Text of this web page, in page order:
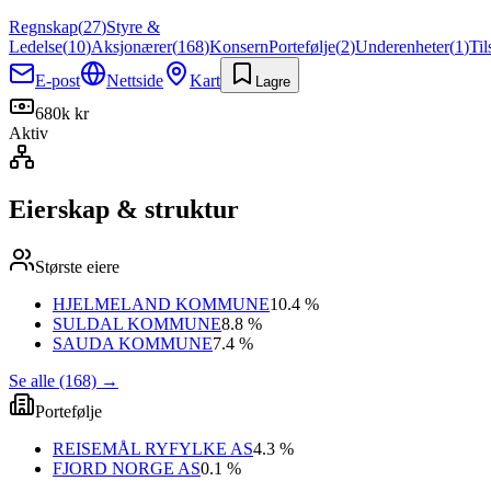
Regnskap(27)Styre &
Ledelse(10)Aksjonærer(168)KonsernPortefølje(2)Underenheter(1)
E-post
Nettside Kart Lagre
680k kr
Aktiv
Eierskap & struktur
Største eiere
HJELMELAND KOMMUNE10.4 %
SULDAL KOMMUNE8.8 %
SAUDA KOMMUNE7.4 %
Se alle (168) →
Portefølje
REISEMÅL RYFYLKE AS4.3 %
FJORD NORGE AS0.1 %